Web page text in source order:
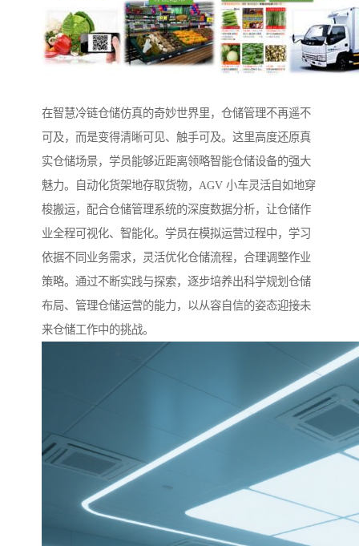
在智慧冷链仓储仿真的奇妙世界里，仓储管理不再遥不
可及，而是变得清晰可见、触手可及。这里高度还原真
实仓储场景，学员能够近距离领略智能仓储设备的强大
魅力。自动化货架地存取货物，AGV 小车灵活自如地穿
梭搬运，配合仓储管理系统的深度数据分析，让仓储作
业全程可视化、智能化。学员在模拟运营过程中，学习
依据不同业务需求，灵活优化仓储流程，合理调整作业
策略。通过不断实践与探索，逐步培养出科学规划仓储
布局、管理仓储运营的能力，以从容自信的姿态迎接未
来仓储工作中的挑战。